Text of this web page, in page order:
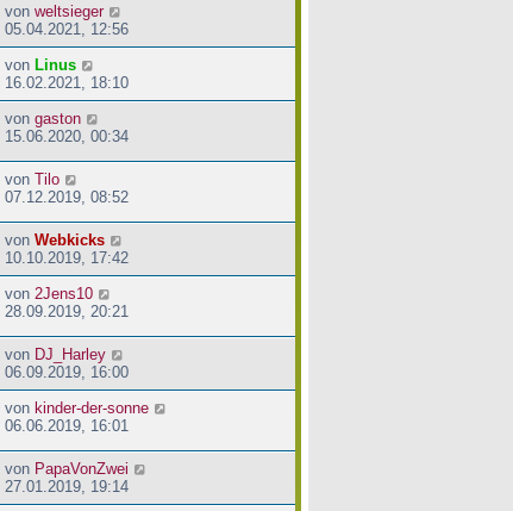
von weltsieger
05.04.2021, 12:56
von Linus
16.02.2021, 18:10
von gaston
15.06.2020, 00:34
von Tilo
07.12.2019, 08:52
von Webkicks
10.10.2019, 17:42
von 2Jens10
28.09.2019, 20:21
von DJ_Harley
06.09.2019, 16:00
von kinder-der-sonne
06.06.2019, 16:01
von PapaVonZwei
27.01.2019, 19:14